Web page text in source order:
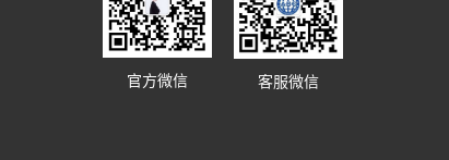
客服微信
官方微信